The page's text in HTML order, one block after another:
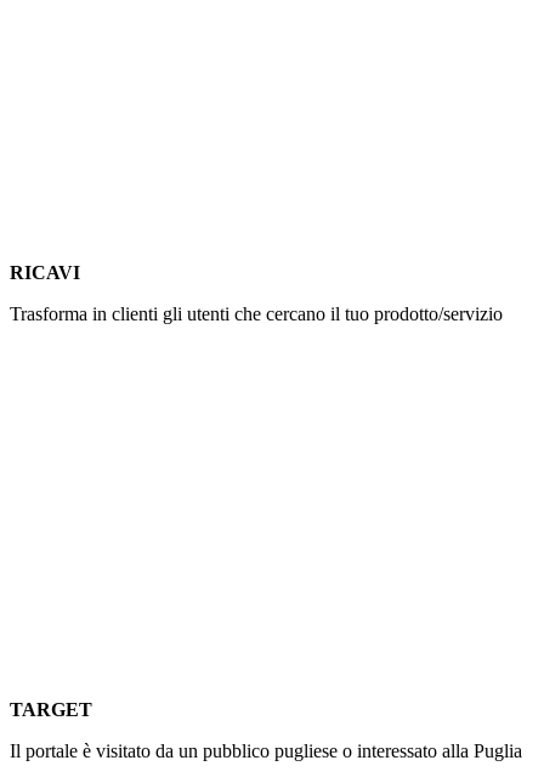
RICAVI
Trasforma in clienti gli utenti che cercano il tuo prodotto/servizio
TARGET
Il portale è visitato da un pubblico pugliese o interessato alla Puglia